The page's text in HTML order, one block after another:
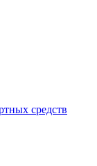
средств